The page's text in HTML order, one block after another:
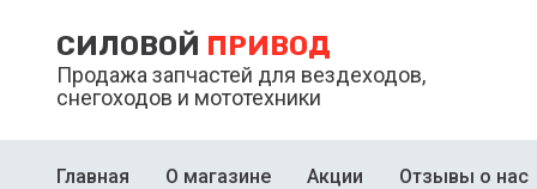
СИЛОВОЙ ПРИВОД
Продажа запчастей для вездеходов,
снегоходов и мототехники
Главная О магазине Акции Отзывы о нас